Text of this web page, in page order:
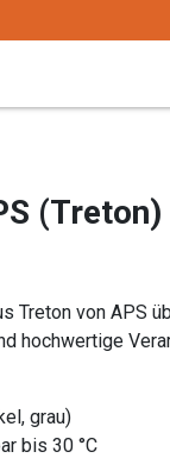
(Treton)
Treton von APS
hochwertige
grau)
bis 30 °C